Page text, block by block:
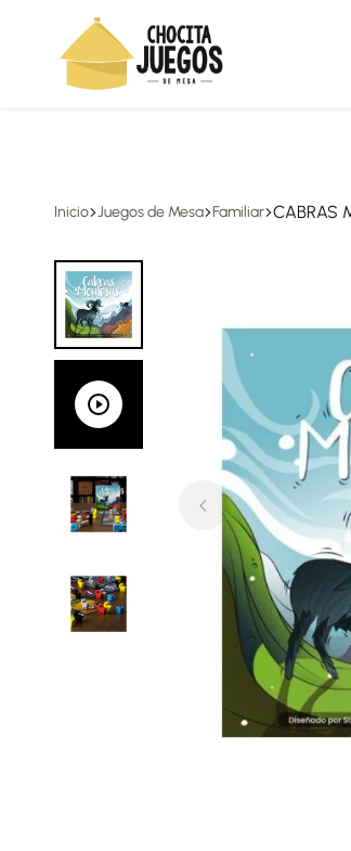
Envíos a todo México, gratis en
mesa
todas
las
edades
Inicio Juegos de Mesa Familiar CABRAS